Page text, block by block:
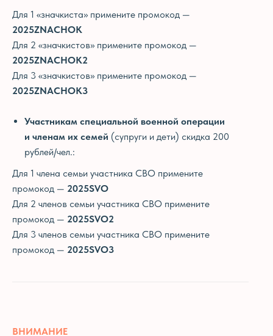
Для 1 «значкиста» примените промокод —
2025ZNACHOK
Для 2 «значкистов» примените промокод —
2025ZNACHOK2
Для 3 «значкистов» примените промокод —
2025ZNACHOK3
Участникам специальной военной операции
и членам их семей (супруги и дети) скидка 200
рублей/чел.:
Для 1 члена семьи участника СВО примените
промокод — 2025SVO
Для 2 членов семьи участника СВО примените
промокод — 2025SVO2
Для 3 членов семьи участника СВО примените
промокод — 2025SVO3
ВНИМАНИЕ
Договор оферты
tourclub-novoros@yandex.ru
+7-999-412-33-33
ТУРКЛУБ «НОВОРОС»
Ответы на вопросы
Пользовательское
конфиденциальности